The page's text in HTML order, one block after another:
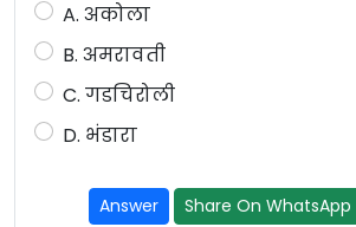
A. अकोला
B. अमरावती
C. गडचिरोली
D. भंडारा
Answer Share On WhatsApp